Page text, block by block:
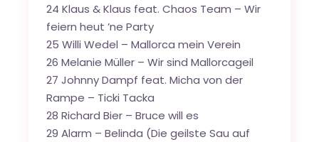
24 Klaus & Klaus feat. Chaos Team – Wir
feiern heut ’ne Party
25 Willi Wedel – Mallorca mein Verein
26 Melanie Müller – Wir sind Mallorcageil
27 Johnny Dampf feat. Micha von der
Rampe – Ticki Tacka
28 Richard Bier – Bruce will es
29 Alarm – Belinda (Die geilste Sau auf